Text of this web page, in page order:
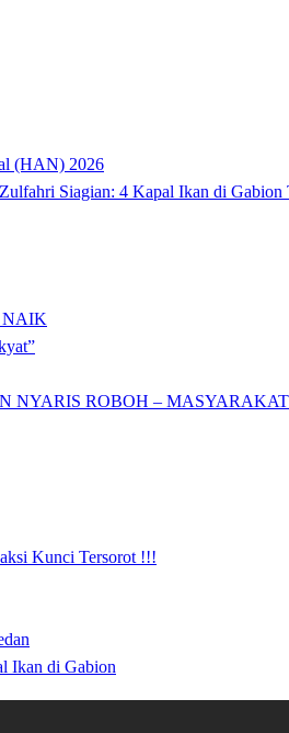
(HAN) 2026
Siagian: 4 Kapal Ikan di
NAIK
ROBOH –
Kunci Tersorot !!!
Ikan di Gabion